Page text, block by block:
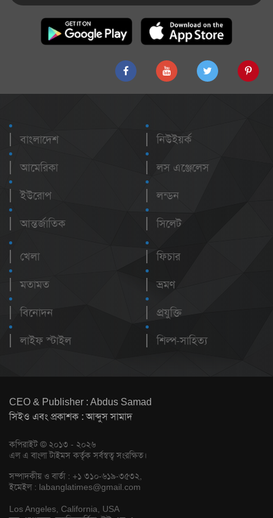
বাংলাদেশ
আমেরিকা
ইউরোপ
আন্তর্জাতিক
নিউইয়র্ক
লস এঞ্জেলেস
লন্ডন
সিলেট
খেলা
মতামত
বিনোদন
লাইফ স্টাইল
ফিচার
ভ্রমণ
প্রযুক্তি
শিল্প-সাহিত্য
CEO & Publisher : Abdus Samad
সিইও এবং প্রকাশক : আব্দুস সামাদ
কপিরাইট © ২০১৩ - ২০২৬
এল এ বাংলা টাইমস কর্তৃক সর্বস্বত্ব সংরক্ষিত।
সম্পাদকীয় ও বার্তা : +১ ৩১০-৬১৯-৩৫৩২,
ইমেইল : labanglatimes@gmail.com
Los Angeles, California, USA